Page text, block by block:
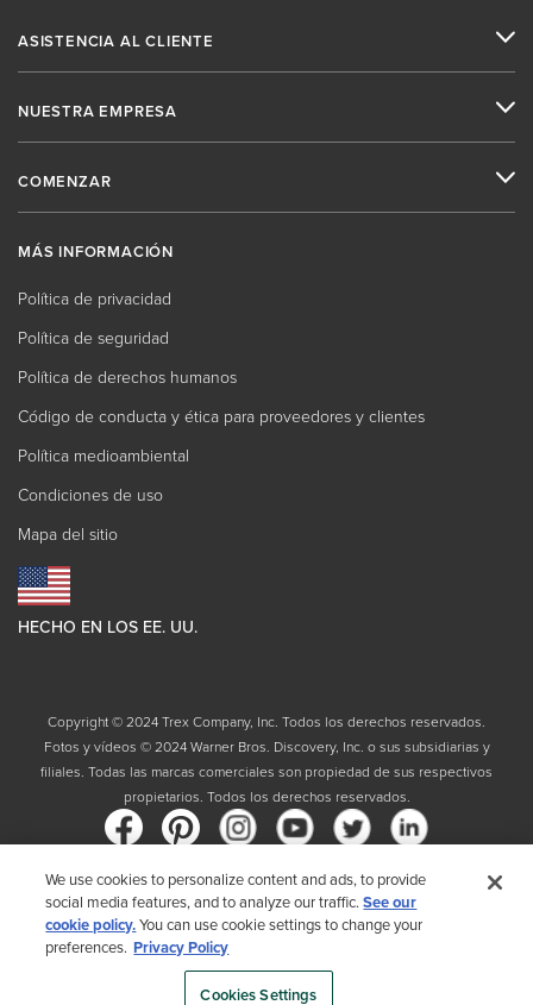
ASISTENCIA AL CLIENTE
NUESTRA EMPRESA
COMENZAR
MÁS INFORMACIÓN
Política de privacidad
Política de seguridad
Política de derechos humanos
Código de conducta y ética para proveedores y clientes
Política medioambiental
Condiciones de uso
Mapa del sitio
HECHO EN LOS EE. UU.
Copyright © 2024 Trex Company, Inc. Todos los derechos reservados.
Fotos y vídeos © 2024 Warner Bros. Discovery, Inc. o sus subsidiarias y
filiales. Todas las marcas comerciales son propiedad de sus respectivos
propietarios. Todos los derechos reservados.
País
Al elegir su país, reconoce que ha leído la Política de privacidad de Trex
We use cookies to personalize content and ads, to provide
social media features, and to analyze our traffic.See our
cookie policy.You can use cookie settings to change your
preferences. Privacy Policy
Cookies Settings